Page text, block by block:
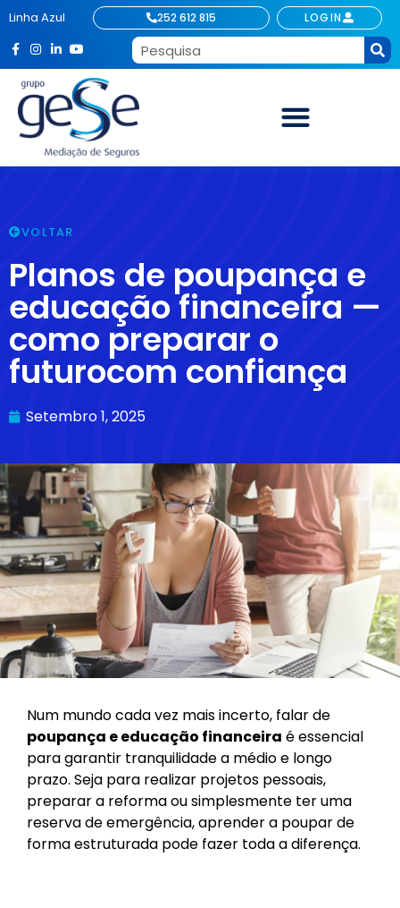
Linha Azul 252 612 815 LOGIN
VOLTAR
Planos de poupança e
educação financeira —
como preparar o
futurocom confiança
Setembro 1, 2025
Num mundo cada vez mais incerto, falar de
poupança e educação financeira é essencial
para garantir tranquilidade a médio e longo
prazo. Seja para realizar projetos pessoais,
preparar a reforma ou simplesmente ter uma
reserva de emergência, aprender a poupar de
forma estruturada pode fazer toda a diferença.